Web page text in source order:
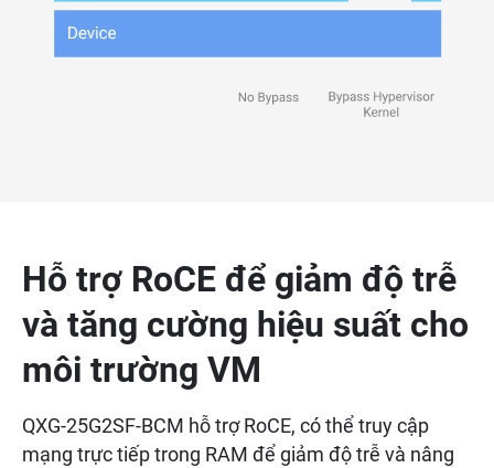
Hỗ trợ RoCE để giảm độ trễ
và tăng cường hiệu suất cho
môi trường VM
QXG-25G2SF-BCM hỗ trợ RoCE, có thể truy cập
mạng trực tiếp trong RAM để giảm độ trễ và nâng